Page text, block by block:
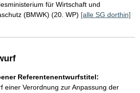
für Wirtschaft und
(BMWK) (20. WP) [alle SG dorthin]
Referentenentwurfstitel:
einer Verordnung zur Anpassung der